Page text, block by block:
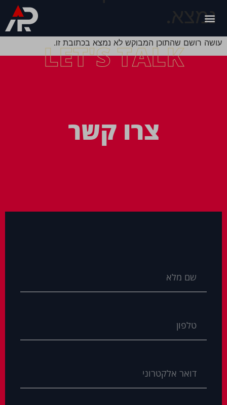
נמצא.
עושה רושם שהתוכן המבוקש לא נמצא בכתובת זו.
LET'S TALK
צרו קשר